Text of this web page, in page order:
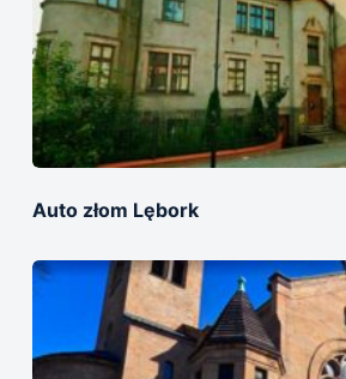
Auto złom Lębork